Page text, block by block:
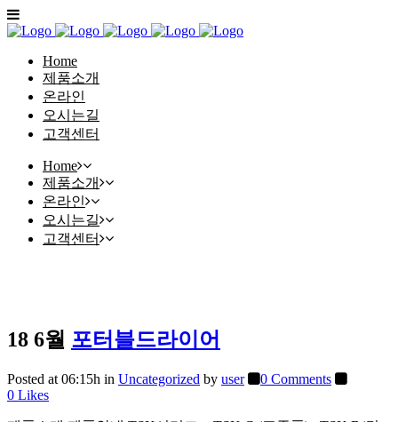
Home
제품소개
온라인
오시는길
고객센터
Home
제품소개
온라인
오시는길
고객센터
18 6월 포터블드라이어
Posted at 06:15h in Uncategorized by user
0 Comments
0 Likes